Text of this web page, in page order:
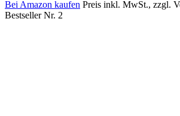
Bei Amazon kaufen Preis inkl. MwSt., zzgl.
Bestseller Nr. 2